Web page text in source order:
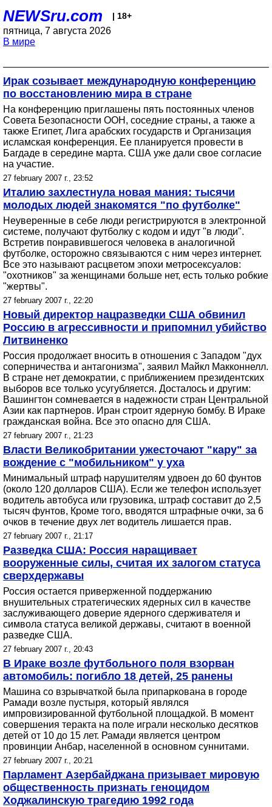
NEWSru.com | 18+
пятница, 7 августа 2026
В мире
Ирак созывает международную конференцию
по восстановлению мира в стране
На конференцию приглашены пять постоянных членов
Совета Безопасности ООН, соседние страны, а также а
также Египет, Лига арабских государств и Организация
исламская конференция. Ее планируется провести в
Багдаде в середине марта. США уже дали свое согласие
на участие.
27 february 2007 г., 23:52
Италию захлестнула новая мания: тысячи
молодых людей знакомятся "по футболке"
Неуверенные в себе люди регистрируются в электронной
системе, получают футболку с кодом и идут "в люди".
Встретив понравившегося человека в аналогичной
футболке, осторожно связываются с ним через интернет.
Все это называют расцветом эпохи метросексуалов:
"охотников" за женщинами больше нет, есть только робкие
"жертвы".
27 february 2007 г., 22:20
Новый директор нацразведки США обвинил
Россию в агрессивности и припомнил убийство
Литвиненко
Россия продолжает вносить в отношения с Западом "дух
соперничества и антагонизма", заявил Майкл Макконнелл.
В стране нет демократии, с приближением президентских
выборов все только усугубляется. Досталось и другим:
Вашингтон сомневается в надежности стран Центральной
Азии как партнеров. Иран строит ядерную бомбу. В Ираке
гражданская война. Все это опасно для США.
27 february 2007 г., 21:23
Власти Великобритании ужесточают "кару" за
вождение с "мобильником" у уха
Минимальный штраф нарушителям удвоен до 60 фунтов
(около 120 долларов США). Если же телефон использует
водитель автобуса или грузовика, штраф составит до 2,5
тысяч фунтов, Кроме того, вводятся штрафные очки, за 6
очков в течение двух лет водитель лишается прав.
27 february 2007 г., 21:17
Разведка США: Россия наращивает
вооруженные силы, считая их залогом статуса
сверхдержавы
Россия остается приверженной поддержанию
внушительных стратегических ядерных сил в качестве
заслуживающего доверие ядерного сдерживателя и
символа статуса великой державы, считают в военной
разведке США.
27 february 2007 г., 20:43
В Ираке возле футбольного поля взорван
автомобиль: погибло 18 детей, 25 ранены
Машина со взрывчаткой была припаркована в городе
Рамади возле пустыря, который являлся
импровизированной футбольной площадкой. В момент
совершения теракта на поле играли несколько десятков
детей от 10 до 15 лет. Рамади является центром
провинции Анбар, населенной в основном суннитами.
27 february 2007 г., 20:21
Парламент Азербайджана призывает мировую
общественность признать геноцидом
Ходжалинскую трагедию 1992 года